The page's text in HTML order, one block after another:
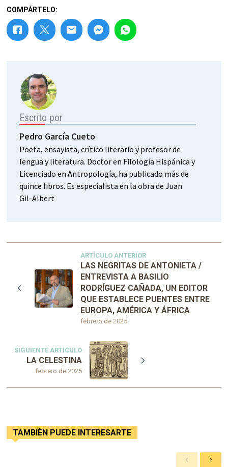
COMPÁRTELO:
Escrito por
Pedro García Cueto
Poeta, ensayista, crítico literario y profesor de
lengua y literatura. Doctor en Filología Hispánica y
Licenciado en Antropología, ha publicado más de
quince libros. Es especialista en la obra de Juan
Gil-Albert
ARTÍCULO ANTERIOR
febrero de 2025
LAS NEGRITAS DE ANTONIETA /
ENTREVISTA A BASILIO
RODRÍGUEZ CAÑADA, UN EDITOR
QUE ESTABLECE PUENTES ENTRE
EUROPA, AMÉRICA Y ÁFRICA
SIGUIENTE ARTÍCULO
febrero de 2025
LA CELESTINA
TAMBIÈN PUEDE INTERESARTE
A S